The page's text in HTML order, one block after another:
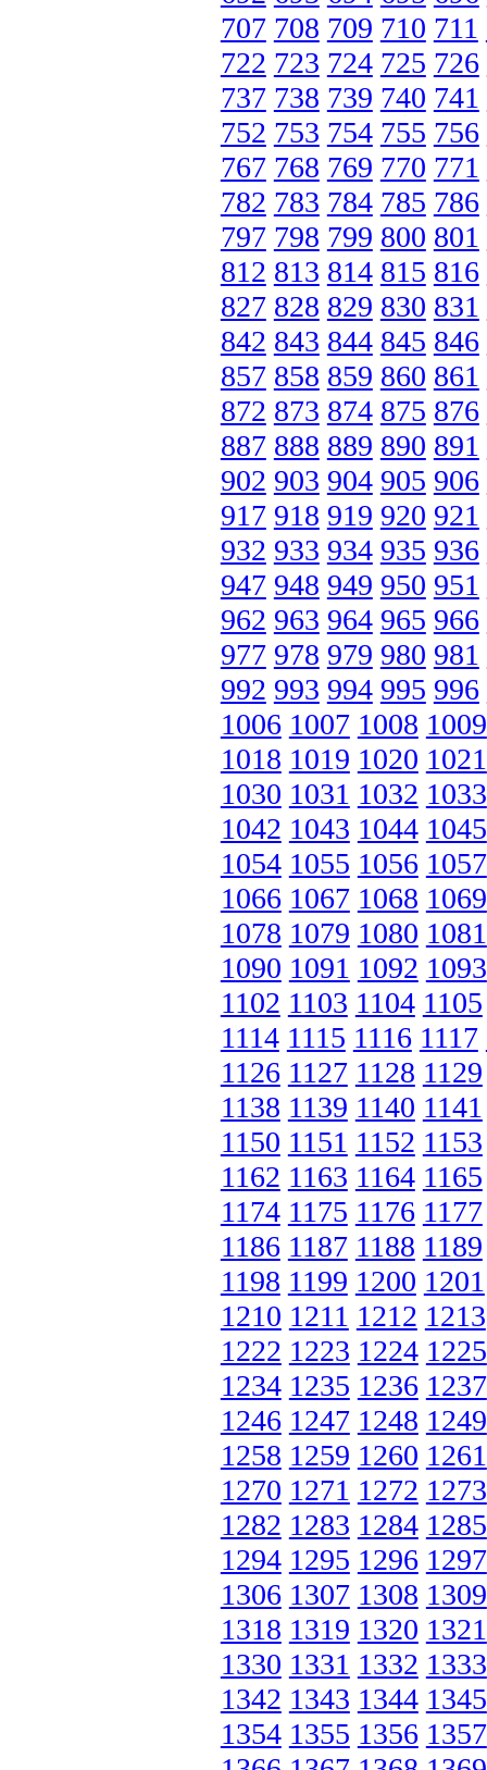
707 708 709 710 711
722 723 724 725 726
737 738 739 740 741
752 753 754 755 756
767 768 769 770 771
782 783 784 785 786
797 798 799 800 801
812 813 814 815 816
827 828 829 830 831
842 843 844 845 846
857 858 859 860 861
872 873 874 875 876
887 888 889 890 891
902 903 904 905 906
917 918 919 920 921
932 933 934 935 936
947 948 949 950 951
962 963 964 965 966
977 978 979 980 981
992 993 994 995 996
1006 1007 1008 1009
1018 1019 1020 1021
1030 1031 1032 1033
1042 1043 1044 1045
1054 1055 1056 1057
1066 1067 1068 1069
1078 1079 1080 1081
1090 1091 1092 1093
1102 1103 1104 1105
1114 1115 1116 1117
1126 1127 1128 1129
1138 1139 1140 1141
1150 1151 1152 1153
1162 1163 1164 1165
1174 1175 1176 1177
1186 1187 1188 1189
1198 1199 1200 1201
1210 1211 1212 1213
1222 1223 1224 1225
1234 1235 1236 1237
1246 1247 1248 1249
1258 1259 1260 1261
1270 1271 1272 1273
1282 1283 1284 1285
1294 1295 1296 1297
1306 1307 1308 1309
1318 1319 1320 1321
1330 1331 1332 1333
1342 1343 1344 1345
1354 1355 1356 1357